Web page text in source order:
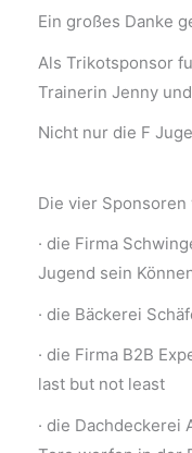
Ein großes Danke
Als Trikotsponsor
Trainerin Jenny
Nicht nur die F
Die vier
· die Firma
Jugend sein
· die Bäckerei
· die Firma B2B
last but not least
· die Dachdeckerei